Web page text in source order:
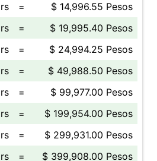
=
$ 14,996.55 Pesos
=
$ 19,995.40 Pesos
=
$ 24,994.25 Pesos
=
$ 49,988.50 Pesos
=
$ 99,977.00 Pesos
=
$ 199,954.00 Pesos
=
$ 299,931.00 Pesos
=
$ 399,908.00 Pesos